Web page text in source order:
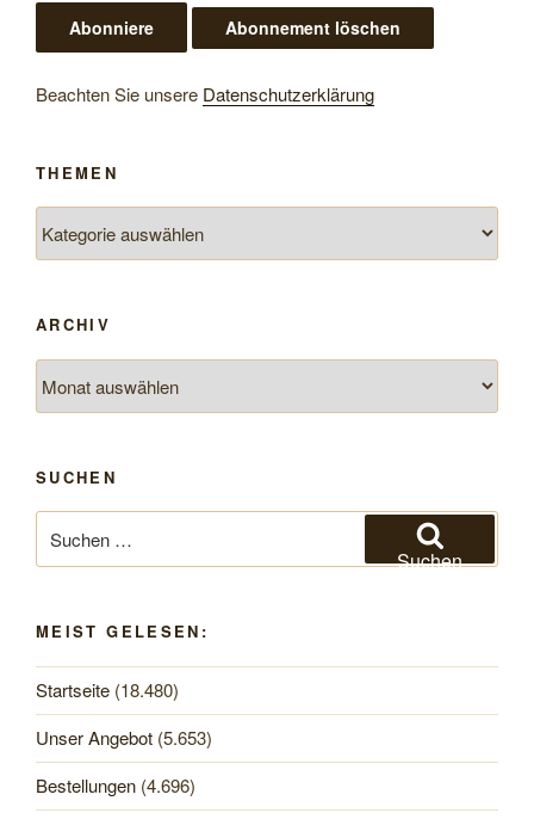
Beachten Sie unsere Datenschutzerklärung
THEMEN
ARCHIV
SUCHEN
nach:
Suchen
MEIST GELESEN:
Startseite (18.480)
Unser Angebot (5.653)
Bestellungen (4.696)